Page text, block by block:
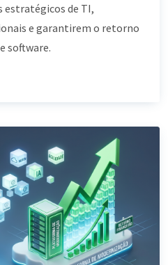
estratégicos de TI,
e garantirem o retorno
software.